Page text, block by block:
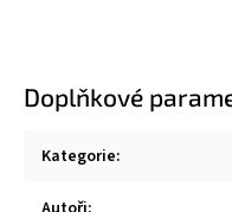
Doplňkové
Kategorie: